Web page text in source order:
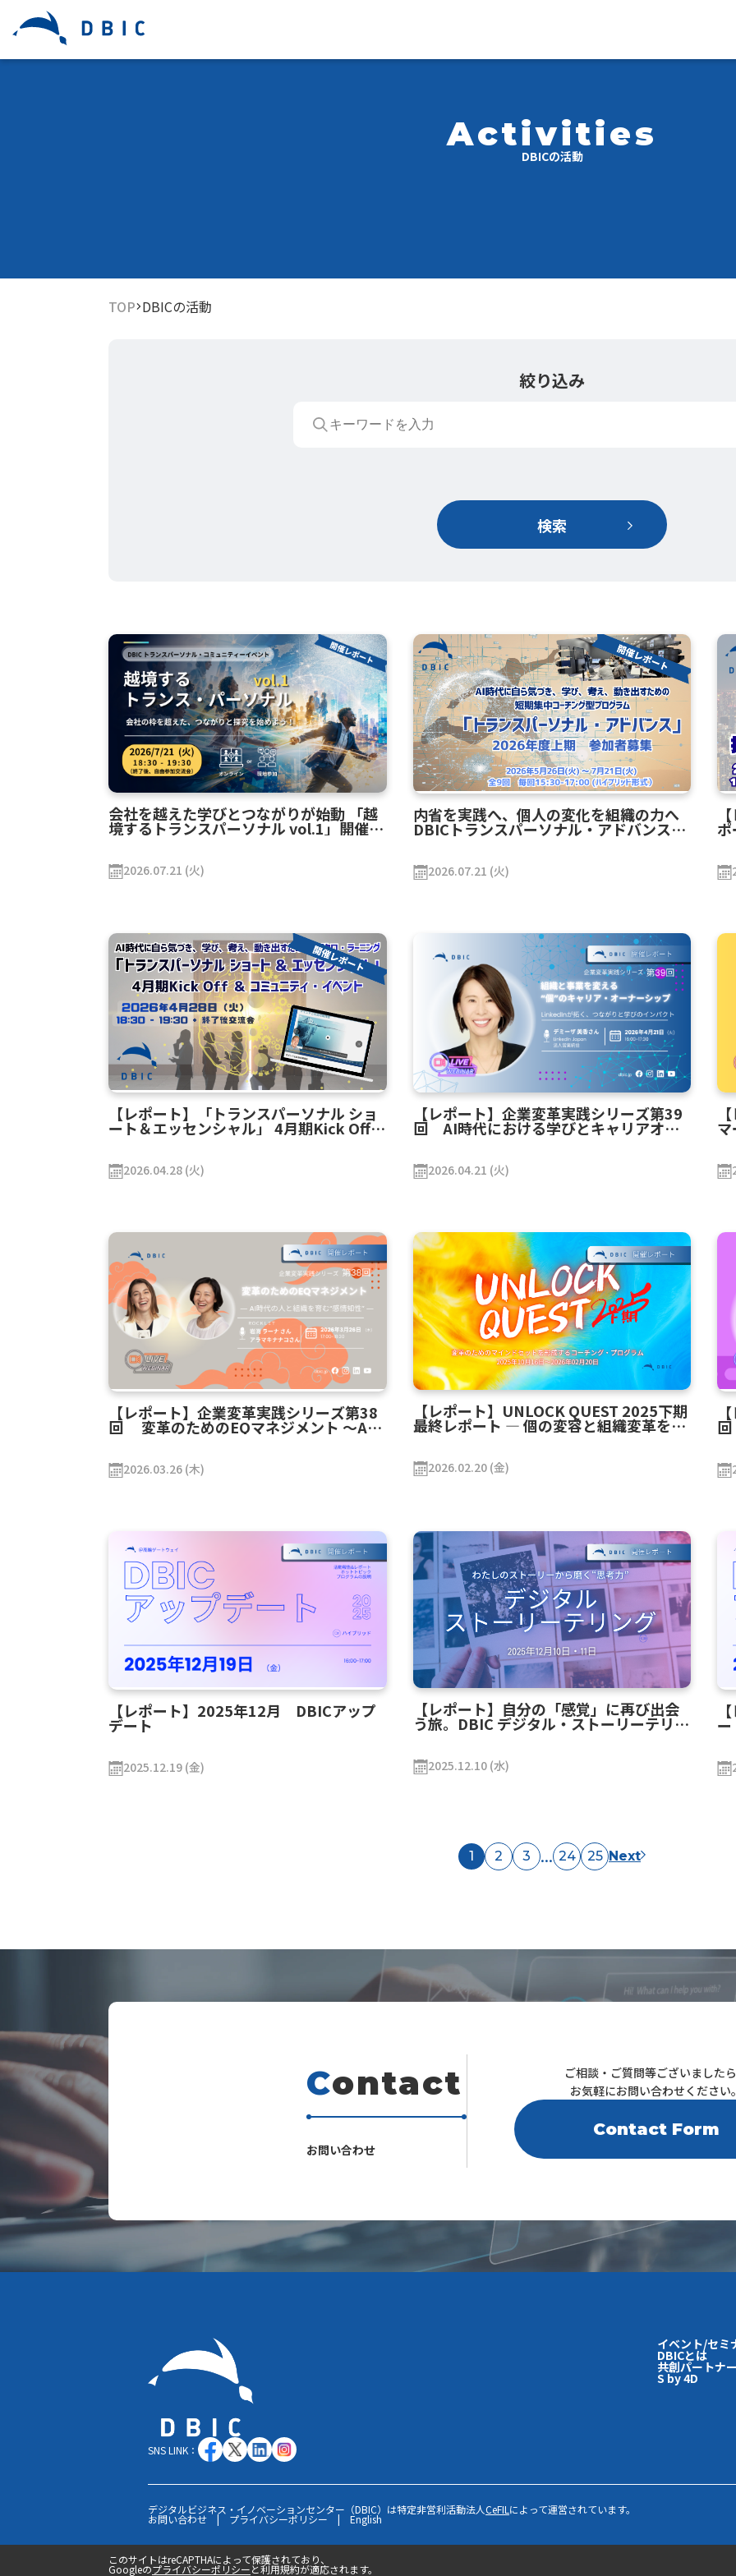
Activities
DBICの活動
TOP DBICの活動
絞り込み
検索
会社を越えた学びとつながりが始動 「越
境するトランスパーソナル vol.1」開催レ
2026.07.21 (火)
内省を実践へ、個人の変化を組織の力へ
DBICトランスパーソナル・アドバンス
2026年上期 開催レポート
2026.07.21 (火)
【レポート】「トランスパーソナル ショ
ート＆エッセンシャル」 4月期Kick Off
2026.04.28 (火)
【レポート】企業変革実践シリーズ第39
回 AI時代における学びとキャリアオー
ナーシップ ――変化の時代に、自分と組織の
2026.04.21 (火)
【レポート】企業変革実践シリーズ第38
回 変革のためのEQマネジメント ～AI
時代に求められる人間的OSのアップデー
2026.03.26 (木)
【レポート】UNLOCK QUEST 2025下期
最終レポート ― 個の変容と組織変革を支
える実践者コミュニティの力 ―
2026.02.20 (金)
【レポート】2025年12月 DBICアップ
デート
2025.12.19 (金)
【レポート】自分の「感覚」に再び出会
う旅。DBIC デジタル・ストーリーテリン
2025.12.10 (水)
1 2 3 ... 24 25 Next
Contact
お問い合わせ
ご相談・ご質問等ございました
お気軽にお問い合わせください
Contact Form
SNS LINK：
イベント/セミ
DBICとは
共創パートナ
S by 4D
デジタルビジネス・イノベーションセンター（DBIC）は特定非営利活動法人CeFIL によって運営されています。
お問い合わせ | プライバシーポリシー | English
このサイトはreCAPTHAによって保護されており、
Googleのプライバシーポリシーと利用規約が適応されます。